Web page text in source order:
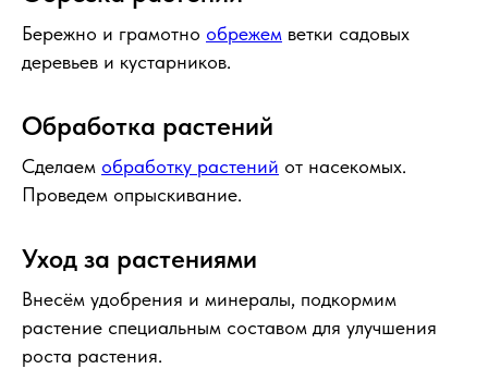
Бережно и грамотно обрежем ветки садовых
деревьев и кустарников.
Обработка растений
Сделаем обработку растений от насекомых.
Проведем опрыскивание.
Уход за растениями
Внесём удобрения и минералы, подкормим
растение специальным составом для улучшения
роста растения.